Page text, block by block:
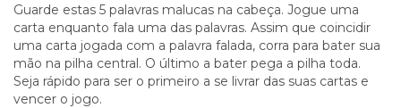
Guarde estas 5 palavras malucas na cabeça. Jogue uma
carta enquanto fala uma das palavras. Assim que coincidir
uma carta jogada com a palavra falada, corra para bater sua
mão na pilha central. O último a bater pega a pilha toda.
Seja rápido para ser o primeiro a se livrar das suas cartas e
vencer o jogo.